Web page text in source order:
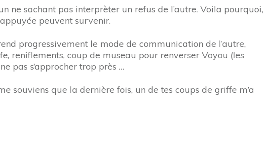
ne sachant pas interprèter un refus de l’autre. Voila pourquoi,
peuvent survenir.
progressivement le mode de communication de l’autre,
reniflements, coup de museau pour renverser Voyou (les
pas s’approcher trop près …
souviens que la dernière fois, un de tes coups de griffe m’a